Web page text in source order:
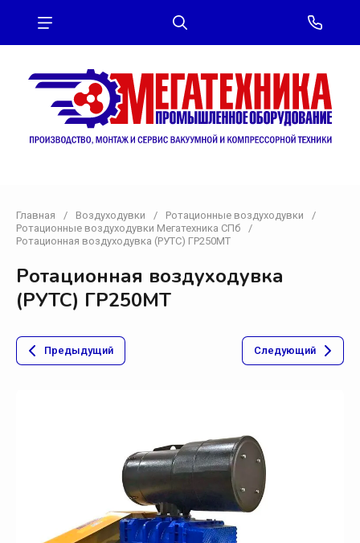
Главная / Воздуходувки / Ротационные воздуходувки
/
Ротационные воздуходувки Мегатехника СПб
/
Ротационная воздуходувка (РУТС) ГР250МТ
Ротационная воздуходувка
(РУТС) ГР250МТ
Предыдущий Следующий